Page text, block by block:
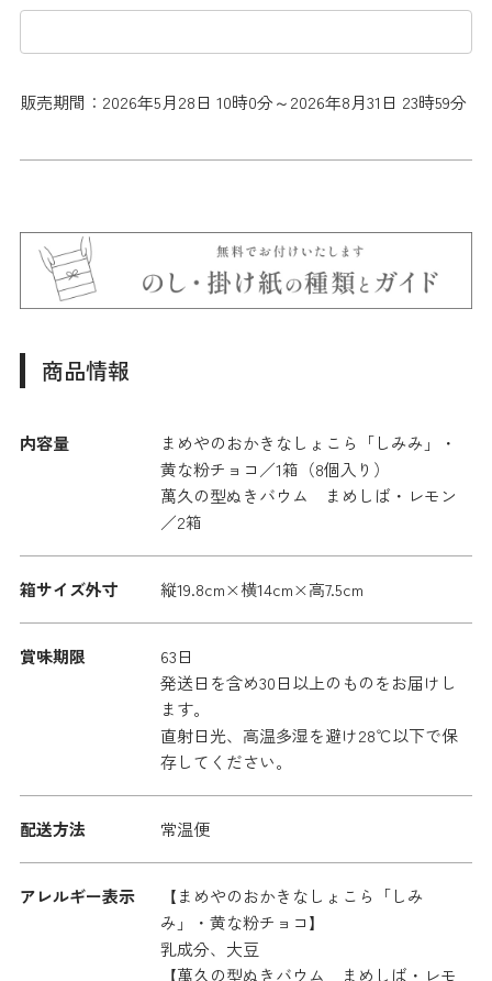
販売期間：2026年5月28日 10時0分～2026年8月31日 23時59分
商品情報
内容量
まめやのおかきなしょこら「しみみ」・
黄な粉チョコ／1箱（8個入り）
萬久の型ぬきバウム まめしば・レモン
／2箱
箱サイズ外寸 縦19.8cm×横14cm×高7.5cm
賞味期限
63日
発送日を含め30日以上のものをお届けし
ます。
直射日光、高温多湿を避け28℃以下で保
存してください。
配送方法 常温便
アレルギー表示
【まめやのおかきなしょこら「しみ
み」・黄な粉チョコ】
乳成分、大豆
【萬久の型ぬきバウム まめしば・レモ